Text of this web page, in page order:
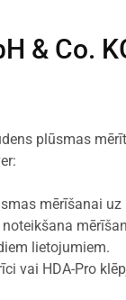
& Co.
plūsmas
mērīšanai
lietojumiem.
vai HDA-Pro